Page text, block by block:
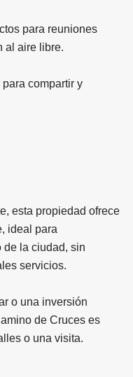
para reuniones
al aire libre.
compartir y
esta propiedad ofrece
ideal para
de la ciudad, sin
servicios.
o una inversión
de Cruces es
o una visita.